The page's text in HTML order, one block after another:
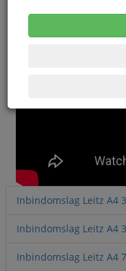
Inbindomslag Leitz A4
Inbindomslag Leitz A4
Inbindomslag Leitz A4